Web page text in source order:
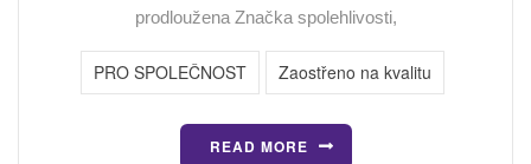
prodloužena Značka spolehlivosti,
PRO SPOLEČNOST Zaostřeno na kvalitu
READ MORE